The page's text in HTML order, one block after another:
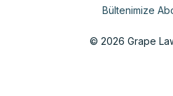
Bültenimize
© 2026 Grape